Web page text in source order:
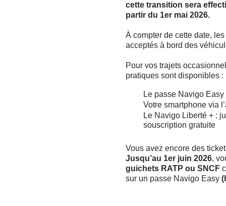
cette transition sera
partir du 1er mai 2026.
À compter de cette date,
acceptés à bord des
Pour vos trajets
pratiques sont disponibles :
Le passe Navigo Easy
Votre smartphone via
Le Navigo Liberté + :
souscription gratuite
Vous avez encore des
Jusqu’au 1er juin 2026,
guichets RATP ou SNCF
sur un passe Navigo Easy